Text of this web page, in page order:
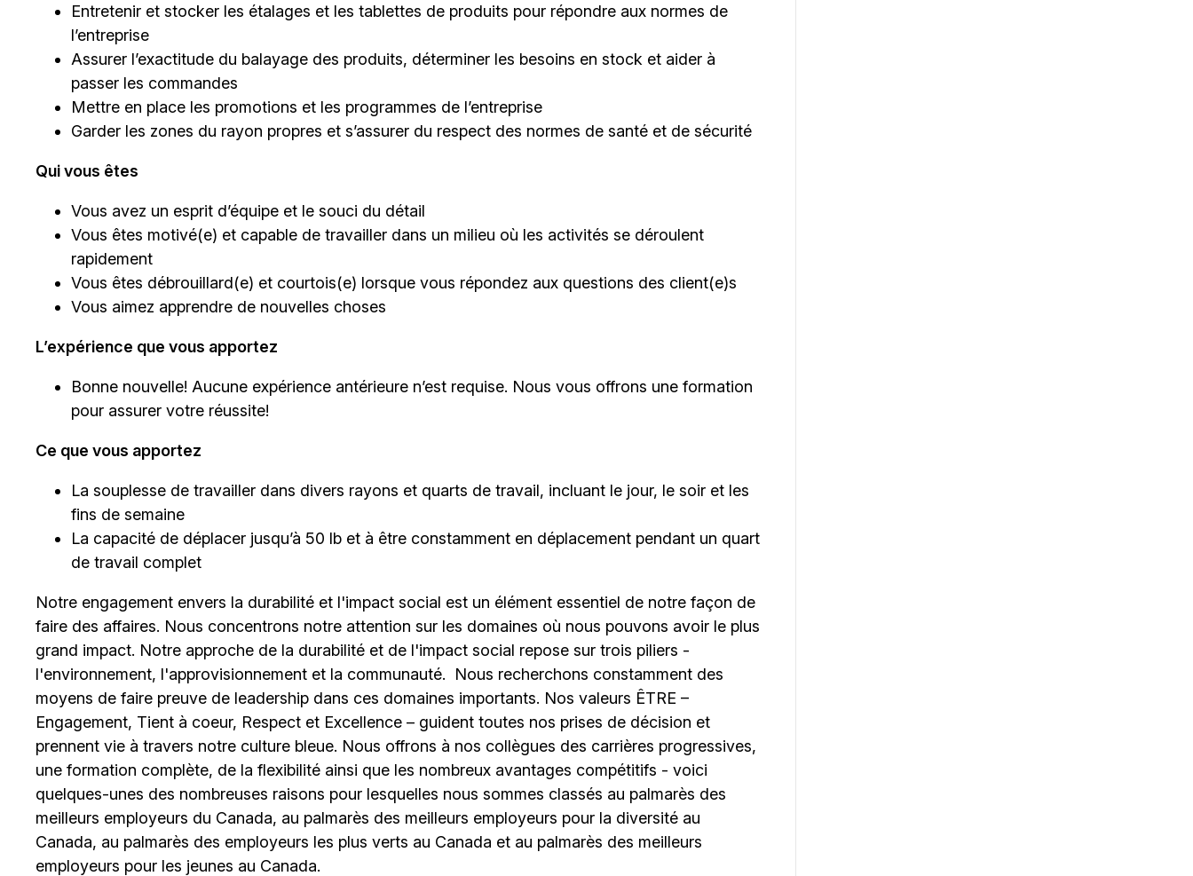
Entretenir et stocker les étalages et les tablettes de produits pour répondre aux normes de
l’entreprise
Assurer l’exactitude du balayage des produits, déterminer les besoins en stock et aider à
passer les commandes
Mettre en place les promotions et les programmes de l’entreprise
Garder les zones du rayon propres et s’assurer du respect des normes de santé et de sécurité
Qui vous êtes
Vous avez un esprit d’équipe et le souci du détail
Vous êtes motivé(e) et capable de travailler dans un milieu où les activités se déroulent
rapidement
Vous êtes débrouillard(e) et courtois(e) lorsque vous répondez aux questions des client(e)s
Vous aimez apprendre de nouvelles choses
L’expérience que vous apportez
Bonne nouvelle! Aucune expérience antérieure n’est requise. Nous vous offrons une formation
pour assurer votre réussite!
Ce que vous apportez
La souplesse de travailler dans divers rayons et quarts de travail, incluant le jour, le soir et les
fins de semaine
La capacité de déplacer jusqu’à 50 lb et à être constamment en déplacement pendant un quart
de travail complet
Notre engagement envers la durabilité et l'impact social est un élément essentiel de notre façon de
faire des affaires. Nous concentrons notre attention sur les domaines où nous pouvons avoir le plus
grand impact. Notre approche de la durabilité et de l'impact social repose sur trois piliers -
l'environnement, l'approvisionnement et la communauté.
Nous recherchons constamment des
moyens de faire preuve de leadership dans ces domaines importants. Nos valeurs ÊTRE –
Engagement, Tient à coeur, Respect et Excellence – guident toutes nos prises de décision et
prennent vie à travers notre culture bleue. Nous offrons à nos collègues des carrières progressives,
une formation complète, de la flexibilité ainsi que les nombreux avantages compétitifs - voici
quelques-unes des nombreuses raisons pour lesquelles nous sommes classés au palmarès des
meilleurs employeurs du Canada, au palmarès des meilleurs employeurs pour la diversité au
Canada, au palmarès des employeurs les plus verts au Canada et au palmarès des meilleurs
employeurs pour les jeunes au Canada.